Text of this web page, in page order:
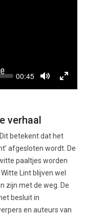
Current
00:45
Mute
verhaal
betekent dat het
afgesloten wordt. De
paaltjes worden
Lint blijven wel
zijn met de weg. De
besluit in
en auteurs van